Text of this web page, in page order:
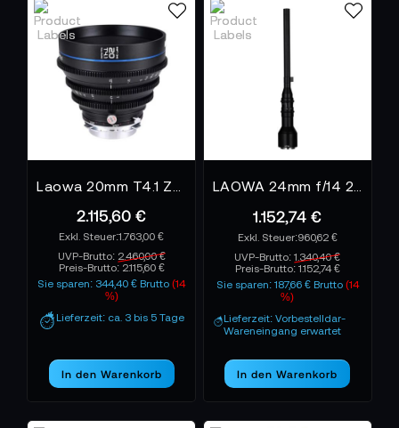
2.115,60 €
1.763,00 €
UVP-Brutto: 2.460,00 €
Preis-Brutto: 2.115,60 €
Sie sparen: 344,40 € Brutto(14
%)
Lieferzeit: ca. 3 bis 5 Tage
In den Warenkorb
1.152,74 €
960,62 €
UVP-Brutto:1.340,40 €
Preis-Brutto: 1.152,74 €
Sie sparen: 187,66 € Brutto (14
%)
Lieferzeit: Vorbestelldar-
Wareneingang erwartet
In den Warenkorb